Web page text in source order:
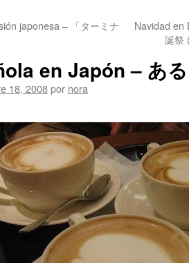
japonesa – 「ターミナ
Navidad en
誕祭
en Japón – あ
18, 2008por nora